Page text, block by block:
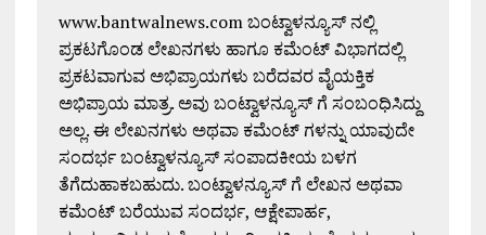
www.bantwalnews.com ಬಂಟ್ವಾಳನ್ಯೂಸ್ ನಲ್ಲಿ
ಪ್ರಕಟಗೊಂಡ ಲೇಖನಗಳು ಹಾಗೂ ಕಮೆಂಟ್ ವಿಭಾಗದಲ್ಲಿ
ಪ್ರಕಟವಾಗುವ ಅಭಿಪ್ರಾಯಗಳು ಬರೆದವರ ವೈಯಕ್ತಿಕ
ಅಭಿಪ್ರಾಯ ಮಾತ್ರ. ಅವು ಬಂಟ್ವಾಳನ್ಯೂಸ್ ಗೆ ಸಂಬಂಧಿಸಿದ್ದು
ಅಲ್ಲ. ಈ ಲೇಖನಗಳು ಅಥವಾ ಕಮೆಂಟ್ ಗಳನ್ನು ಯಾವುದೇ
ಸಂದರ್ಭ ಬಂಟ್ವಾಳನ್ಯೂಸ್ ಸಂಪಾದಕೀಯ ಬಳಗ
ತೆಗೆದುಹಾಕಬಹುದು. ಬಂಟ್ವಾಳನ್ಯೂಸ್ ಗೆ ಲೇಖನ ಅಥವಾ
ಕಮೆಂಟ್ ಬರೆಯುವ ಸಂದರ್ಭ, ಆಕ್ಷೇಪಾರ್ಹ,